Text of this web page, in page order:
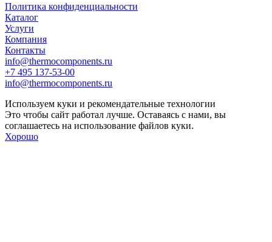
Политика конфиденциальности
Каталог
Услуги
Компания
Контакты
info@thermocomponents.ru
+7 495 137-53-00
info@thermocomponents.ru
Используем куки и рекомендательные технологии
Это чтобы сайт работал лучше. Оставаясь с нами, вы
соглашаетесь на использование файлов куки.
Хорошо